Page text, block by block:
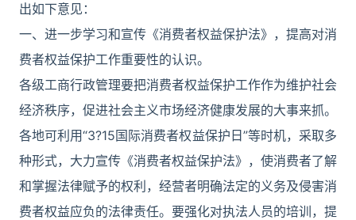
出如下意见：
一、进一步学习和宣传《消费者权益保护法》，提高对消
费者权益保护工作重要性的认识。
各级工商行政管理要把消费者权益保护工作作为维护社会
经济秩序，促进社会主义市场经济健康发展的大事来抓。
各地可利用“3?15国际消费者权益保护日”等时机，采取多
种形式，大力宣传《消费者权益保护法》，使消费者了解
和掌握法律赋予的权利，经营者明确法定的义务及侵害消
费者权益应负的法律责任。要强化对执法人员的培训，提